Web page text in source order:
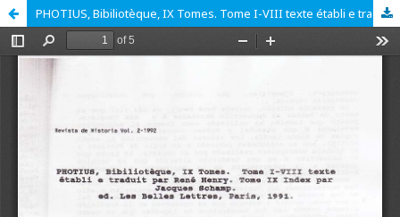
PHOTIUS, Bibiliotèque, IX Tomes. Tome I-VIII texte établi e traduit par René Henry. Tome IX Index par Jacques Schamp, ed. Les Belles Lettres, Paris, 1991.